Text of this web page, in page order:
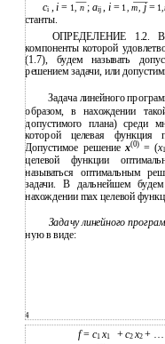
ci ,i= 1, n ; aij, i= 1,m, j = 1
станты.
ОПРЕДЕЛЕНИЕ 1.2.
компоненты которой
(1.7), будем называть
решением задачи, или
Задача линейного
образом, в нахождении
допустимого плана) среди
которой целевая функция
Допустимое решениеx(0) = (x
целевой функции
называться оптимальным
задачи. В дальнейшем
нахождении max целевой
Задачу линейного
ную в виде:
4
f= с1 x1 +c2x2+ …